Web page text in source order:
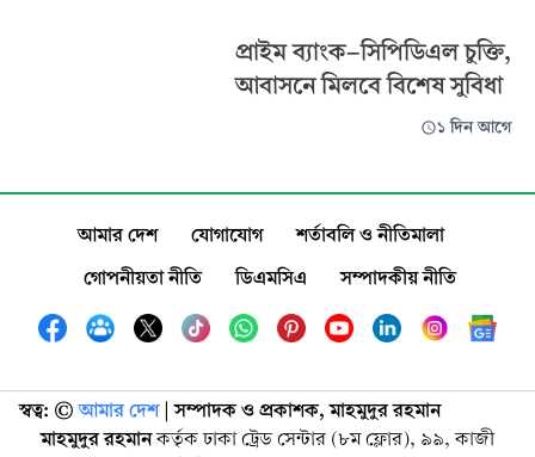
প্রাইম ব্যাংক-সিপিডিএল চুক্তি,
আবাসনে মিলবে বিশেষ সুবিধা
১ দিন আগে
আমার দেশ যোগাযোগ
শর্তাবলি ও নীতিমালা
গোপনীয়তা নীতি
ডিএমসিএ সম্পাদকীয় নীতি
স্বত্ব: ©️ আমার দেশ| সম্পাদক ও প্রকাশক, মাহমুদুর রহমান
মাহমুদুর রহমানকর্তৃক ঢাকা ট্রেড সেন্টার (৮ম ফ্লোর), ৯৯, কাজী